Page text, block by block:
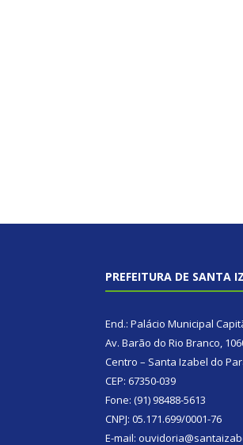
PREFEITURA DE SANTA
End.: Palácio Municipal
Av. Barão do Rio Branco,
Centro – Santa Izabel do
CEP: 67350-039
Fone: (91) 98488-5613
CNPJ: 05.171.699/0001-76
E-mail: